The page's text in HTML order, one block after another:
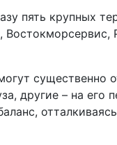
пять крупных
существенно
другие – на его